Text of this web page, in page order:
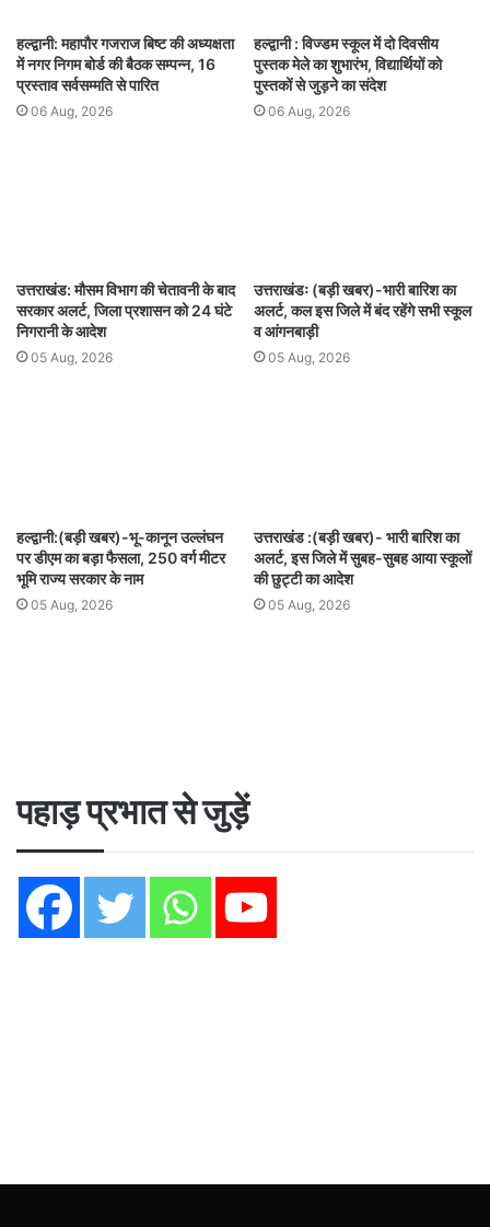
हल्द्वानी: महापौर गजराज बिष्ट की अध्यक्षता
में नगर निगम बोर्ड की बैठक सम्पन्न, 16
प्रस्ताव सर्वसम्मति से पारित
06 Aug, 2026
हल्द्वानी : विज्डम स्कूल में दो दिवसीय
पुस्तक मेले का शुभारंभ, विद्यार्थियों को
पुस्तकों से जुड़ने का संदेश
06 Aug, 2026
उत्तराखंड: मौसम विभाग की चेतावनी के बाद
सरकार अलर्ट, जिला प्रशासन को 24 घंटे
निगरानी के आदेश
05 Aug, 2026
उत्तराखंडः (बड़ी खबर)-भारी बारिश का
अलर्ट, कल इस जिले में बंद रहेंगे सभी स्कूल
व आंगनबाड़ी
05 Aug, 2026
हल्द्वानी:(बड़ी खबर)-भू-कानून उल्लंघन
पर डीएम का बड़ा फैसला, 250 वर्ग मीटर
भूमि राज्य सरकार के नाम
05 Aug, 2026
उत्तराखंड :(बड़ी खबर)- भारी बारिश का
अलर्ट, इस जिले में सुबह-सुबह आया स्कूलों
की छुट्टी का आदेश
05 Aug, 2026
पहाड़ प्रभात से जुड़ें